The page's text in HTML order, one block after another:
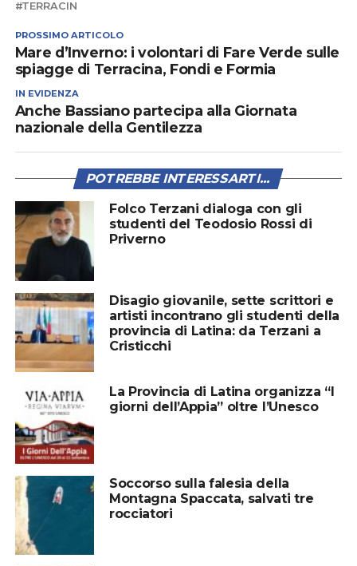
TERRACIN
PROSSIMO ARTICOLO
Mare d’Inverno: i volontari di Fare Verde sulle
spiagge di Terracina, Fondi e Formia
IN EVIDENZA
Anche Bassiano partecipa alla Giornata
nazionale della Gentilezza
POTREBBE INTERESSARTI...
Folco Terzani dialoga con gli
studenti del Teodosio Rossi di
Priverno
Disagio giovanile, sette scrittori e
artisti incontrano gli studenti della
provincia di Latina: da Terzani a
Cristicchi
La Provincia di Latina organizza “I
giorni dell’Appia” oltre l’Unesco
Soccorso sulla falesia della
Montagna Spaccata, salvati tre
rocciatori